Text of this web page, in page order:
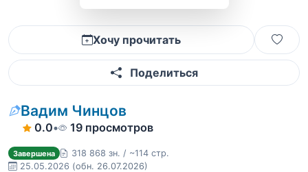
Хочу прочитать
Поделиться
Вадим Чинцов
0.0• 19 просмотров
Завершена
318 868 зн. / ~114 стр.
25.05.2026 (обн. 26.07.2026)